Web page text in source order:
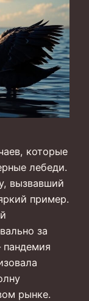
которые
лебеди.
вызвавший
пример.
за
рынке.